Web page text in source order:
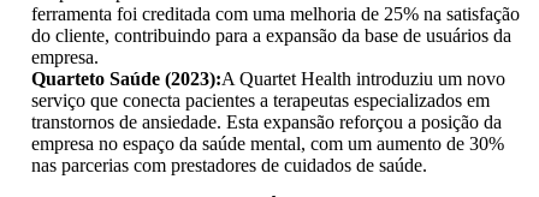
ferramenta foi creditada com uma melhoria de 25% na satisfação
do cliente, contribuindo para a expansão da base de usuários da
empresa.
Quarteto Saúde (2023):A Quartet Health introduziu um novo
serviço que conecta pacientes a terapeutas especializados em
transtornos de ansiedade. Esta expansão reforçou a posição da
empresa no espaço da saúde mental, com um aumento de 30%
nas parcerias com prestadores de cuidados de saúde.